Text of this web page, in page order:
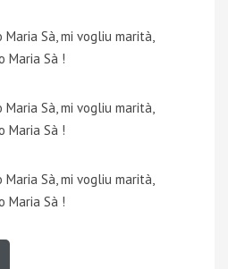
Maria Sà, mi vogliu marità,
Maria Sà !
Maria Sà, mi vogliu marità,
Maria Sà !
Maria Sà, mi vogliu marità,
Maria Sà !